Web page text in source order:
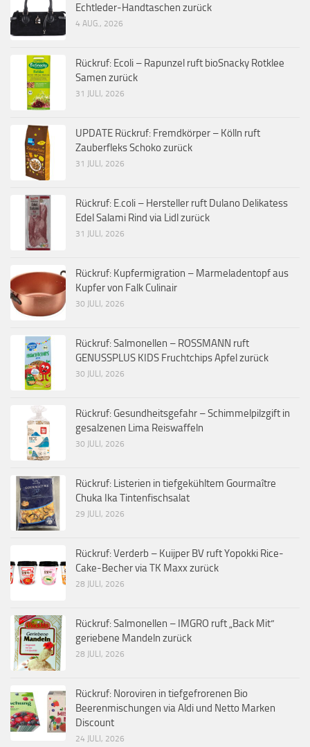
Echtleder-Handtaschen zurück
4 AUG., 2026
Rückruf: Ecoli – Rapunzel ruft bioSnacky Rotklee
Samen zurück
31 JULI, 2026
UPDATE Rückruf: Fremdkörper – Kölln ruft
Zauberfleks Schoko zurück
31 JULI, 2026
Rückruf: E.coli – Hersteller ruft Dulano Delikatess
Edel Salami Rind via Lidl zurück
31 JULI, 2026
Rückruf: Kupfermigration – Marmeladentopf aus
Kupfer von Falk Culinair
30 JULI, 2026
Rückruf: Salmonellen – ROSSMANN ruft
GENUSSPLUS KIDS Fruchtchips Apfel zurück
30 JULI, 2026
Rückruf: Gesundheitsgefahr – Schimmelpilzgift in
gesalzenen Lima Reiswaffeln
30 JULI, 2026
Rückruf: Listerien in tiefgekühltem Gourmaître
Chuka Ika Tintenfischsalat
29 JULI, 2026
Rückruf: Verderb – Kuijper BV ruft Yopokki Rice-
Cake-Becher via TK Maxx zurück
28 JULI, 2026
Rückruf: Salmonellen – IMGRO ruft „Back Mit“
geriebene Mandeln zurück
28 JULI, 2026
Rückruf: Noroviren in tiefgefrorenen Bio
Beerenmischungen via Aldi und Netto Marken
Discount
24 JULI, 2026